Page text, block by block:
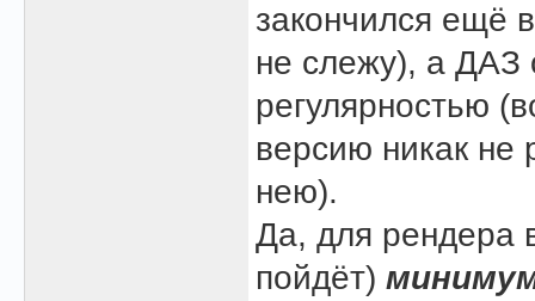
закончился ещё
не слежу), а ДАЗ
регулярностью
версию никак не
нею).
Да, для рендера
пойдёт)